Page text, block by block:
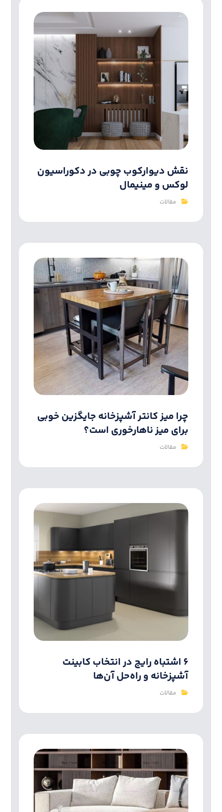
نقش دیوارکوب‌ چوبی در دکوراسیون
لوکس و مینیمال
مقالات
چرا میز کانتر آشپزخانه جایگزین خوبی
برای میز ناهارخوری است؟
مقالات
۶ اشتباه رایج در انتخاب کابینت
آشپزخانه و راه‌حل آن‌ها
مقالات